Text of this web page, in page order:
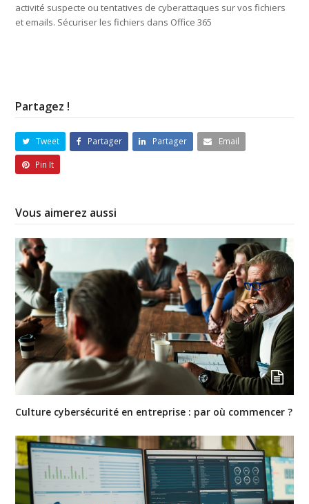
activité suspecte ou tentatives de cyberattaques sur vos fichiers
et emails. Sécuriser les fichiers dans Office 365
Partagez !
Tweet Partager Partager
Email
Pin It
Vous aimerez aussi
Culture cybersécurité en entreprise : par où commencer ?